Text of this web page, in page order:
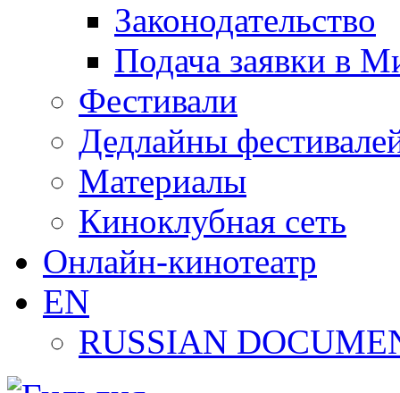
Законодательство
Подача заявки в
Фестивали
Дедлайны
Материалы
Киноклубная сеть
Онлайн-кинотеатр
EN
RUSSIAN